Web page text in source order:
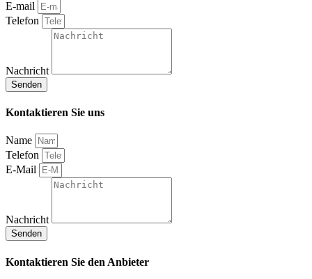
E-mail
Telefon
Nachricht
Senden
Kontaktieren Sie uns
Name
Telefon
E-Mail
Nachricht
Senden
Kontaktieren Sie den Anbieter